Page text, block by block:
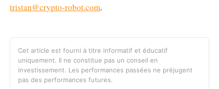
tristan@crypto-robot.com.
Cet article est fourni à titre informatif et éducatif
uniquement. Il ne constitue pas un conseil en
investissement. Les performances passées ne préjugent
pas des performances futures.